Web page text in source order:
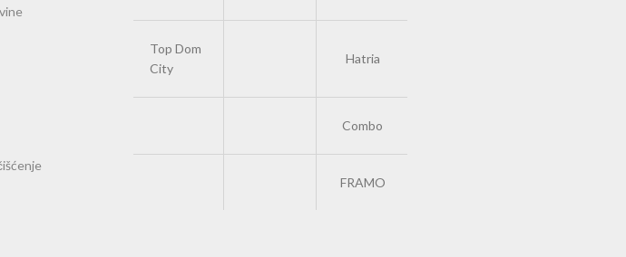
Top Dom
City
Hatria
Combo
FRAMO